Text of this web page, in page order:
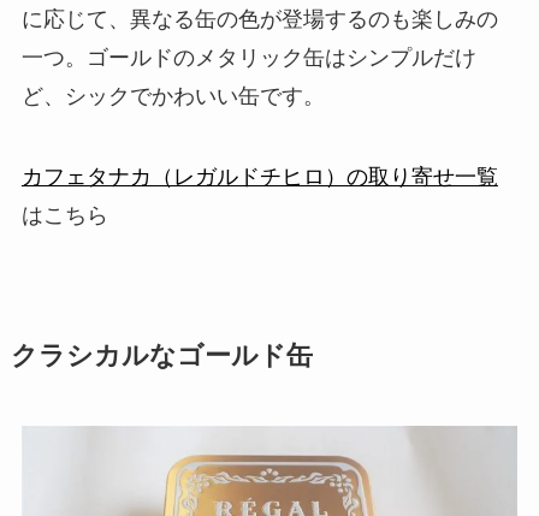
に応じて、異なる缶の色が登場するのも楽しみの
一つ。ゴールドのメタリック缶はシンプルだけ
ど、シックでかわいい缶です。
カフェタナカ（レガルドチヒロ）の取り寄せ一覧
はこちら
クラシカルなゴールド缶